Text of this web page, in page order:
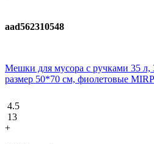
aad562310548
Мешки для мусора с ручками 35
размер 50*70 см, фиолетовые
4.5
13
+